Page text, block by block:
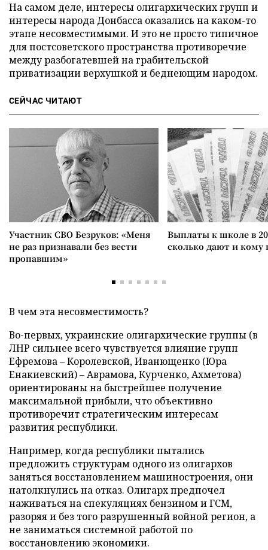
На самом деле, интересы олигархических групп и
интересы народа Донбасса оказались на каком-то
этапе несовместимыми. И это не просто типичное
для постсоветского пространства противоречие
между разбогатевшей на грабительской
приватизации верхушкой и беднеющим народом.
СЕЙЧАС ЧИТАЮТ
Участник СВО Безруков: «Меня
не раз признавали без вести
пропавшим»
Выплаты к школе в
сколько дают и
В чем эта несовместимость?
Во-первых, украинские олигархические группы (в
ЛНР сильнее всего чувствуется влияние групп
Ефремова – Королевской, Иванющенко (Юра
Енакиевский) – Аврамова, Курченко, Ахметова)
ориентированы на быстрейшее получение
максимальной прибыли, что объективно
противоречит стратегическим интересам
развития республики.
Например, когда республики пытались
предложить структурам одного из олигархов
заняться восстановлением машиностроения, они
натолкнулись на отказ. Олигарх предпочел
наживаться на спекуляциях бензином и ГСМ,
разоряя и без того разрушенный войной регион, а
не заниматься системной работой по
восстановлению экономики.